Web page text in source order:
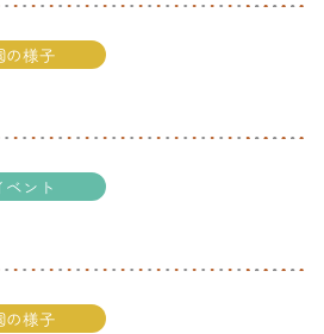
の様子
ベント
の様子